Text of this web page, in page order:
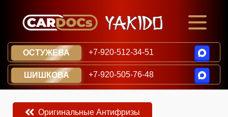
ОСТУЖЕВА +7-920-512-34-51
ШИШКОВА +7-920-505-76-48
Оригинальные Антифризы